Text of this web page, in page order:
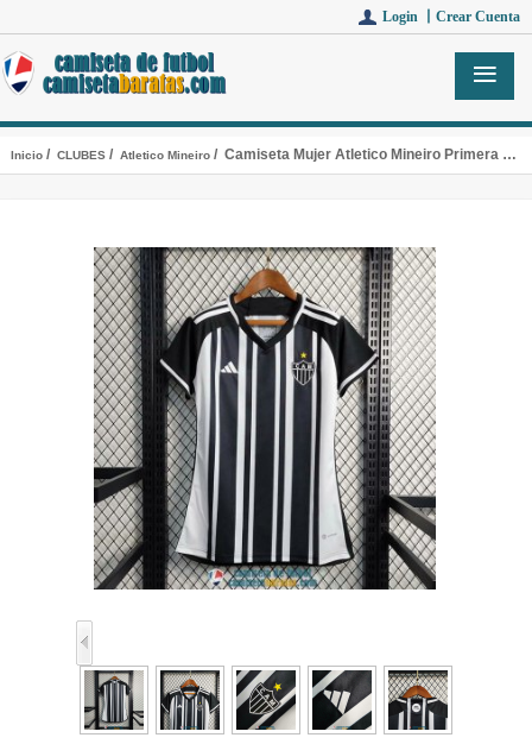
Login 丨 Crear Cuenta
Inicio/ CLUBES/ Atletico Mineiro/ Camiseta Mujer Atletico Mineiro Primera Equipacion 2023/2024